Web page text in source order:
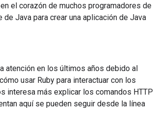
el corazón de muchos programadores de
Java para crear una aplicación de Java
atención en los últimos años debido al
usar Ruby para interactuar con los
interesa más explicar los comandos HTTP
aquí se pueden seguir desde la línea